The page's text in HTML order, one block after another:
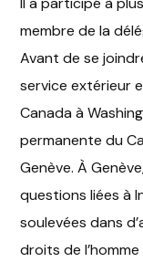
membre de la
Avant de se
service extérieur
Canada à
permanente du
Genève. À
questions liées à
soulevées dans
droits de